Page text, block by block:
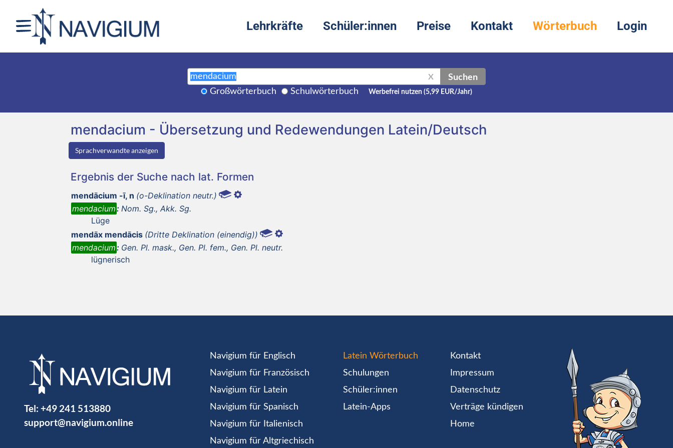
Lehrkräfte Schüler:innen Preise Kontakt Wörterbuch Login
X Suchen
Großwörterbuch Schulwörterbuch Werbefrei nutzen (5,99 EUR/Jahr)
mendacium - Übersetzung und Redewendungen Latein/Deutsch
Sprachverwandte anzeigen
Ergebnis der Suche nach lat. Formen
mendācium -ī, n (o-Deklination neutr.)
mendacium: Nom. Sg., Akk. Sg.
Lüge
mendāx mendācis (Dritte Deklination (einendig))
mendacium: Gen. Pl. mask., Gen. Pl. fem., Gen. Pl. neutr.
lügnerisch
Tel: +49 241 513880
support@navigium.online
Navigium für Englisch
Navigium für Französisch
Navigium für Latein
Navigium für Spanisch
Navigium für Italienisch
Navigium für Altgriechisch
Latein Wörterbuch
Schulungen
Schüler:innen
Latein-Apps
Kontakt
Impressum
Datenschutz
Verträge kündigen
Home